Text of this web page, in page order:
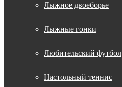
Лыжное двоеборье
Лыжные гонки
Любительский футбол
Настольный теннис